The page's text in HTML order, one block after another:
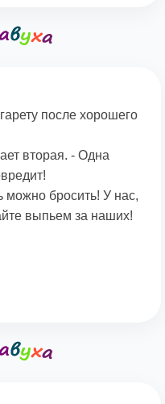
после хорошего
вторая. - Одна
можно бросить! У нас,
выпьем за наших!